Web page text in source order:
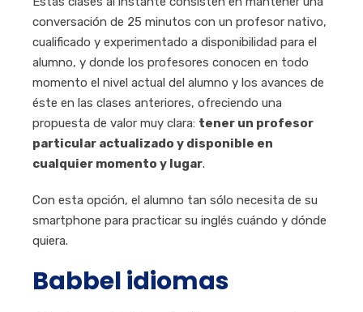
conversación de 25 minutos con un profesor nativo,
cualificado y experimentado a disponibilidad para el
alumno, y donde los profesores conocen en todo
momento el nivel actual del alumno y los avances de
éste en las clases anteriores, ofreciendo una
propuesta de valor muy clara: tener un profesor
particular actualizado y disponible en
cualquier momento y lugar.
Con esta opción, el alumno tan sólo necesita de su
smartphone para practicar su inglés cuándo y dónde
quiera.
Babbel idiomas